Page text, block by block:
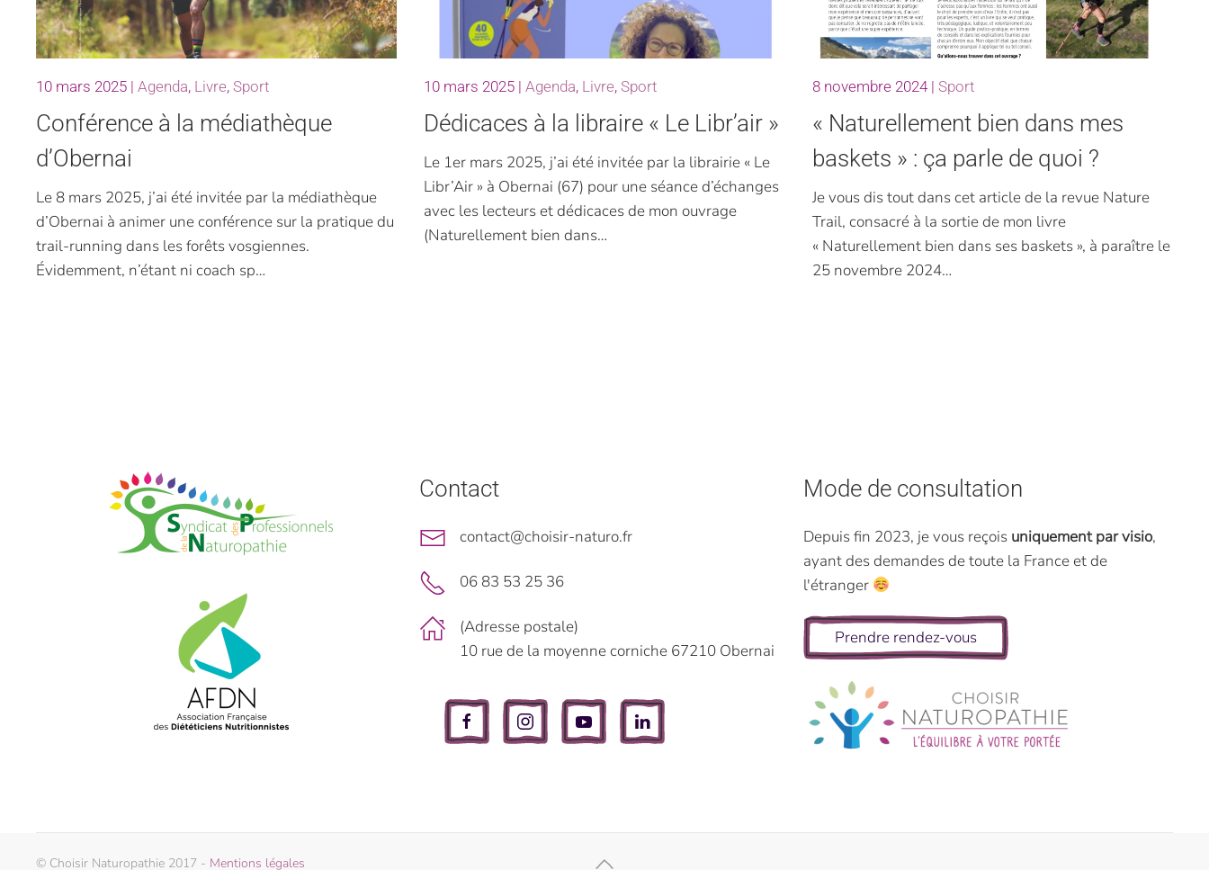
10 mars 2025 | Agenda, Livre, Sport
Conférence à la médiathèque
d’Obernai
Le 8 mars 2025, j’ai été invitée par la médiathèque
d’Obernai à animer une conférence sur la pratique du
trail-running dans les forêts vosgiennes.
Évidemment, n’étant ni coach sp…
10 mars 2025 |Agenda, Livre,Sport
Dédicaces à la libraire « Le Libr’air »
Le 1er mars 2025, j’ai été invitée par la librairie « Le
Libr’Air » à Obernai (67) pour une séance d’échanges
avec les lecteurs et dédicaces de mon ouvrage
(Naturellement bien dans…
8 novembre 2024| Sport
« Naturellement bien dans mes
baskets » : ça parle de quoi ?
Je vous dis tout dans cet article de la revue Nature
Trail, consacré à la sortie de mon livre
« Naturellement bien dans ses baskets », à paraître le
25 novembre 2024…
Contact
contact@choisir-naturo.fr
06 83 53 25 36
(Adresse postale)
10 rue de la moyenne corniche 67210 Obernai
Mode de consultation
Depuis fin 2023, je vous reçois uniquement par visio,
ayant des demandes de toute la France et de
l'étranger
Prendre rendez-vous
© Choisir Naturopathie 2017 - Mentions légales